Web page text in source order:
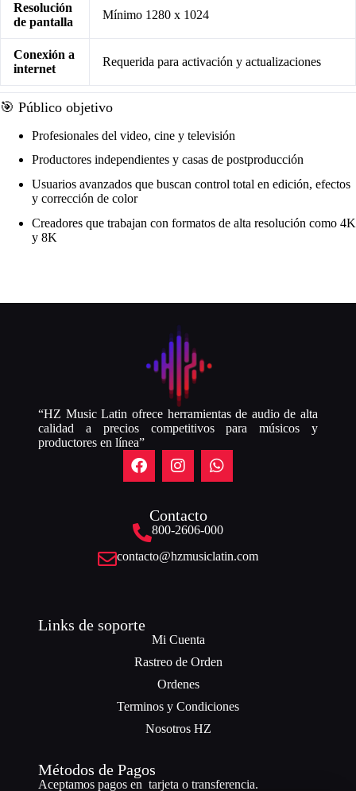
Resolución
de pantalla
Mínimo 1280 x 1024
Conexión a
internet
Requerida para activación y actualizaciones
🎯 Público objetivo
Profesionales del video, cine y televisión
Productores independientes y casas de postproducción
Usuarios avanzados que buscan control total en edición, efectos
y corrección de color
Creadores que trabajan con formatos de alta resolución como 4K
y 8K
“HZ Music Latin ofrece herramientas de audio de alta
calidad a precios competitivos para músicos y
productores en línea”
Contacto
800-2606-000
contacto@hzmusiclatin.com
Links de soporte
Mi Cuenta
Rastreo de Orden
Ordenes
Terminos y Condiciones
Nosotros HZ
Métodos de Pagos
Aceptamos pagos en tarjeta o transferencia.